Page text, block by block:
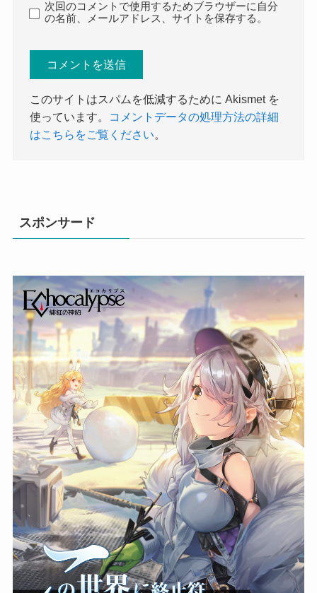
次回のコメントで使用するためブラウザーに自分
の名前、メールアドレス、サイトを保存する。
このサイトはスパムを低減するために Akismet を
使っています。
コメントデータの処理方法の詳細
はこちらをご覧ください。
スポンサード